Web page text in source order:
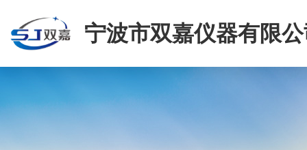
宁波市双嘉仪器有限